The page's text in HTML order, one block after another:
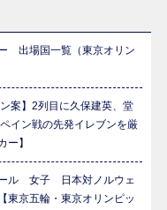
出場国一覧（東京オリン
案】2列目に久保建英、堂
イン戦の先発イレブンを厳
ー】
ール 女子 日本対ノルウェ
京五輪・東京オリンピッ